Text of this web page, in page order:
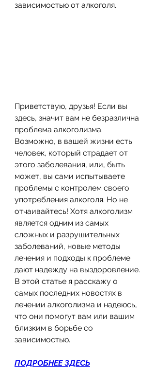
зависимостью от алкоголя.
Приветствую, друзья! Если вы
здесь, значит вам не безразлична
проблема алкоголизма.
Возможно, в вашей жизни есть
человек, который страдает от
этого заболевания, или, быть
может, вы сами испытываете
проблемы с контролем своего
употребления алкоголя. Но не
отчаивайтесь! Хотя алкоголизм
является одним из самых
сложных и разрушительных
заболеваний, новые методы
лечения и подходы к проблеме
дают надежду на выздоровление.
В этой статье я расскажу о
самых последних новостях в
лечении алкоголизма и надеюсь,
что они помогут вам или вашим
близким в борьбе со
зависимостью.
ПОДРОБНЕЕ ЗДЕСЬ